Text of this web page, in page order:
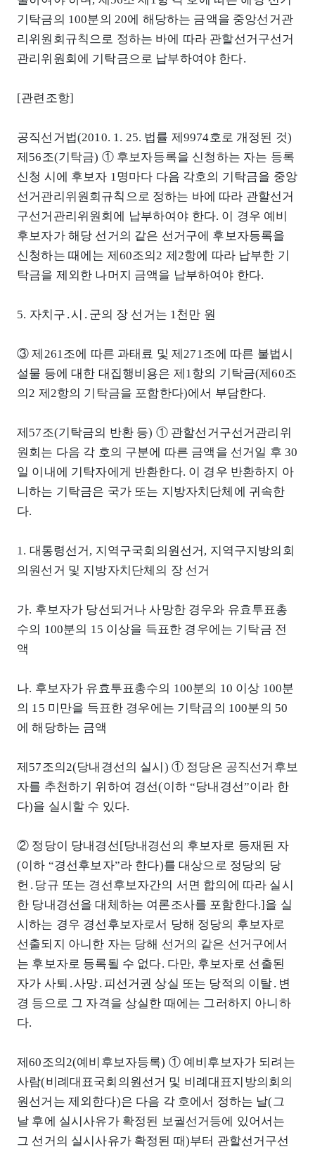
기탁금의 100분의 20에 해당하는 금액을 중앙선거관
리위원회규칙으로 정하는 바에 따라 관할선거구선거
관리위원회에 기탁금으로 납부하여야 한다.
[관련조항]
공직선거법(2010. 1. 25. 법률 제9974호로 개정된 것)
제56조(기탁금) ① 후보자등록을 신청하는 자는 등록
신청 시에 후보자 1명마다 다음 각호의 기탁금을 중앙
선거관리위원회규칙으로 정하는 바에 따라 관할선거
구선거관리위원회에 납부하여야 한다. 이 경우 예비
후보자가 해당 선거의 같은 선거구에 후보자등록을
신청하는 때에는 제60조의2 제2항에 따라 납부한 기
탁금을 제외한 나머지 금액을 납부하여야 한다.
5. 자치구․시․군의 장 선거는 1천만 원
③ 제261조에 따른 과태료 및 제271조에 따른 불법시
설물 등에 대한 대집행비용은 제1항의 기탁금(제60조
의2 제2항의 기탁금을 포함한다)에서 부담한다.
제57조(기탁금의 반환 등) ① 관할선거구선거관리위
원회는 다음 각 호의 구분에 따른 금액을 선거일 후 30
일 이내에 기탁자에게 반환한다. 이 경우 반환하지 아
니하는 기탁금은 국가 또는 지방자치단체에 귀속한
다.
1. 대통령선거, 지역구국회의원선거, 지역구지방의회
의원선거 및 지방자치단체의 장 선거
가. 후보자가 당선되거나 사망한 경우와 유효투표총
수의 100분의 15 이상을 득표한 경우에는 기탁금 전
액
나. 후보자가 유효투표총수의 100분의 10 이상 100분
의 15 미만을 득표한 경우에는 기탁금의 100분의 50
에 해당하는 금액
제57조의2(당내경선의 실시) ① 정당은 공직선거후보
자를 추천하기 위하여 경선(이하 “당내경선”이라 한
다)을 실시할 수 있다.
② 정당이 당내경선[당내경선의 후보자로 등재된 자
(이하 “경선후보자”라 한다)를 대상으로 정당의 당
헌․당규 또는 경선후보자간의 서면 합의에 따라 실시
한 당내경선을 대체하는 여론조사를 포함한다.]을 실
시하는 경우 경선후보자로서 당해 정당의 후보자로
선출되지 아니한 자는 당해 선거의 같은 선거구에서
는 후보자로 등록될 수 없다. 다만, 후보자로 선출된
자가 사퇴․사망․피선거권 상실 또는 당적의 이탈․변
경 등으로 그 자격을 상실한 때에는 그러하지 아니하
다.
제60조의2(예비후보자등록) ① 예비후보자가 되려는
사람(비례대표국회의원선거 및 비례대표지방의회의
원선거는 제외한다)은 다음 각 호에서 정하는 날(그
날 후에 실시사유가 확정된 보궐선거등에 있어서는
그 선거의 실시사유가 확정된 때)부터 관할선거구선